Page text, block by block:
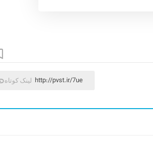
لینک کوتاه http://pvst.ir/7ue